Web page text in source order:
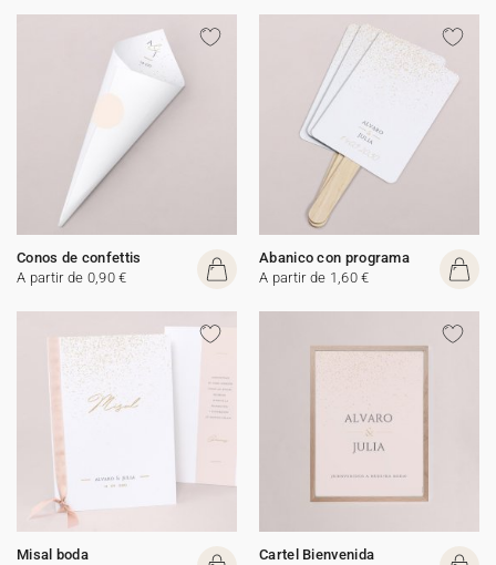
Conos de confettis
A partir de 0,90 €
Abanico con programa
A partir de 1,60 €
Misal boda
Cartel Bienvenida